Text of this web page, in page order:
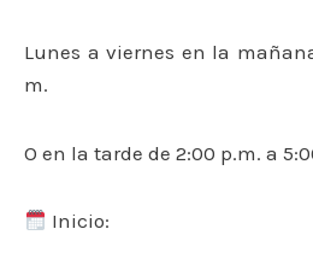
Lunes a viernes en la
m.
O en la tarde de 2:00 p.m. a
Inicio: